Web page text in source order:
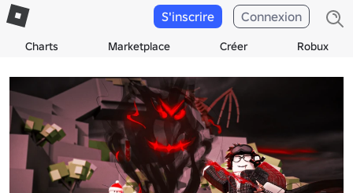
Charts Marketplace Créer Robux
S'inscrire Connexion